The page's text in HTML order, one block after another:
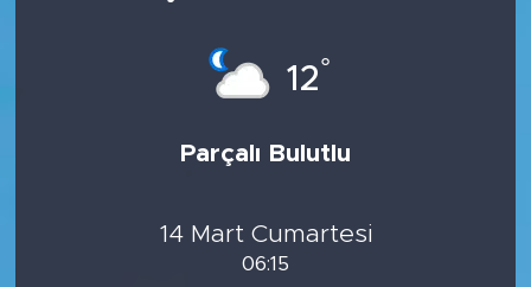
12°
Parçalı Bulutlu
14 Mart Cumartesi
06:15